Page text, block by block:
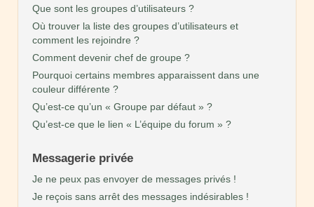
Que sont les groupes d’utilisateurs ?
Où trouver la liste des groupes d’utilisateurs et
comment les rejoindre ?
Comment devenir chef de groupe ?
Pourquoi certains membres apparaissent dans une
couleur différente ?
Qu’est-ce qu’un « Groupe par défaut » ?
Qu’est-ce que le lien « L’équipe du forum » ?
Messagerie privée
Je ne peux pas envoyer de messages privés !
Je reçois sans arrêt des messages indésirables !